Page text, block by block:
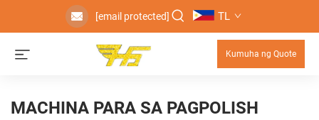
[email protected] TL
Kumuha ng Quote
MACHINA PARA SA PAGPOLISH